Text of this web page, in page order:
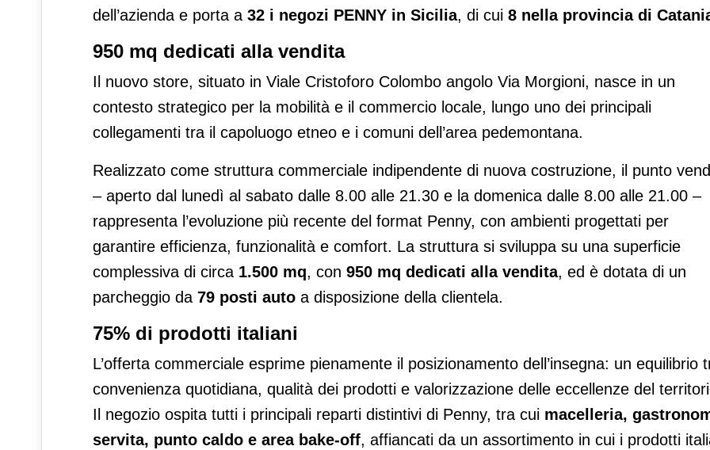
dell’azienda e porta a 32 i negozi PENNY in Sicilia, di cui 8 nella provincia di
950 mq dedicati alla vendita
Il nuovo store, situato in Viale Cristoforo Colombo angolo Via Morgioni, nasce in un
contesto strategico per la mobilità e il commercio locale, lungo uno dei principali
collegamenti tra il capoluogo etneo e i comuni dell’area pedemontana.
Realizzato come struttura commerciale indipendente di nuova costruzione, il punto
– aperto dal lunedì al sabato dalle 8.00 alle 21.30 e la domenica dalle 8.00 alle 21.00 –
rappresenta l’evoluzione più recente del format Penny, con ambienti progettati per
garantire efficienza, funzionalità e comfort. La struttura si sviluppa su una superficie
complessiva di circa 1.500 mq, con 950 mq dedicati alla vendita, ed è dotata di un
parcheggio da 79 posti auto a disposizione della clientela.
75% di prodotti italiani
L’offerta commerciale esprime pienamente il posizionamento dell’insegna: un equilibrio
convenienza quotidiana, qualità dei prodotti e valorizzazione delle eccellenze del
Il negozio ospita tutti i principali reparti distintivi di Penny, tra cui macelleria,
servita, punto caldo e area bake-off, affiancati da un assortimento in cui i prodotti